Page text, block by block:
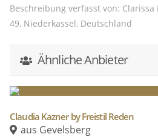
Details die den Menschen
wird gelacht werden und auch
Lachen steckt Liebe.
Beschreibung verfasst von:
49, Niederkassel, Deutschland
Ähnliche Anbieter
Claudia Kazner by Freistil Reden
aus Gevelsberg